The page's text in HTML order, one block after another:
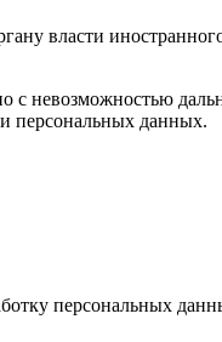
власти
с невозможностью
персональных данных.
персональных